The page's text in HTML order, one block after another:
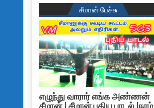
சீமான் பேச்சு
எழுந்து வாரார் எங்க அண்ணன்
சீமான் | சீமான் புதிய பாடல் |நாம்